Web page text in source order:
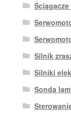
Silnik
Silniki
Sonda